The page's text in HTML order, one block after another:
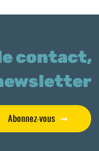
contact,
Abonnez-vous